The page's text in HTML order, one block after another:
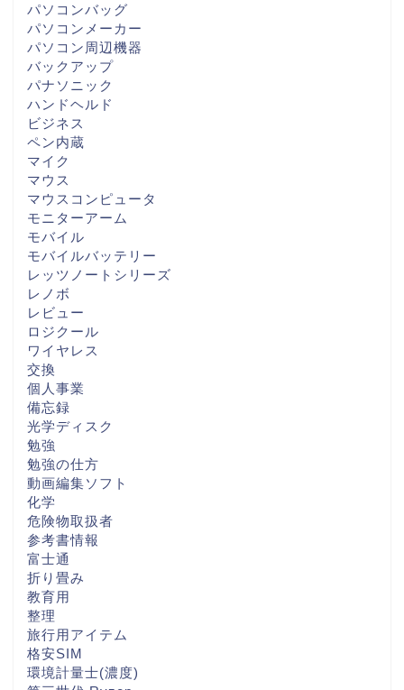
パソコンバッグ
パソコンメーカー
パソコン周辺機器
バックアップ
パナソニック
ハンドヘルド
ビジネス
ペン内蔵
マイク
マウス
マウスコンピュータ
モニターアーム
モバイル
モバイルバッテリー
レッツノートシリーズ
レノボ
レビュー
ロジクール
ワイヤレス
交換
個人事業
備忘録
光学ディスク
勉強
勉強の仕方
動画編集ソフト
化学
危険物取扱者
参考書情報
富士通
折り畳み
教育用
整理
旅行用アイテム
格安SIM
環境計量士(濃度)